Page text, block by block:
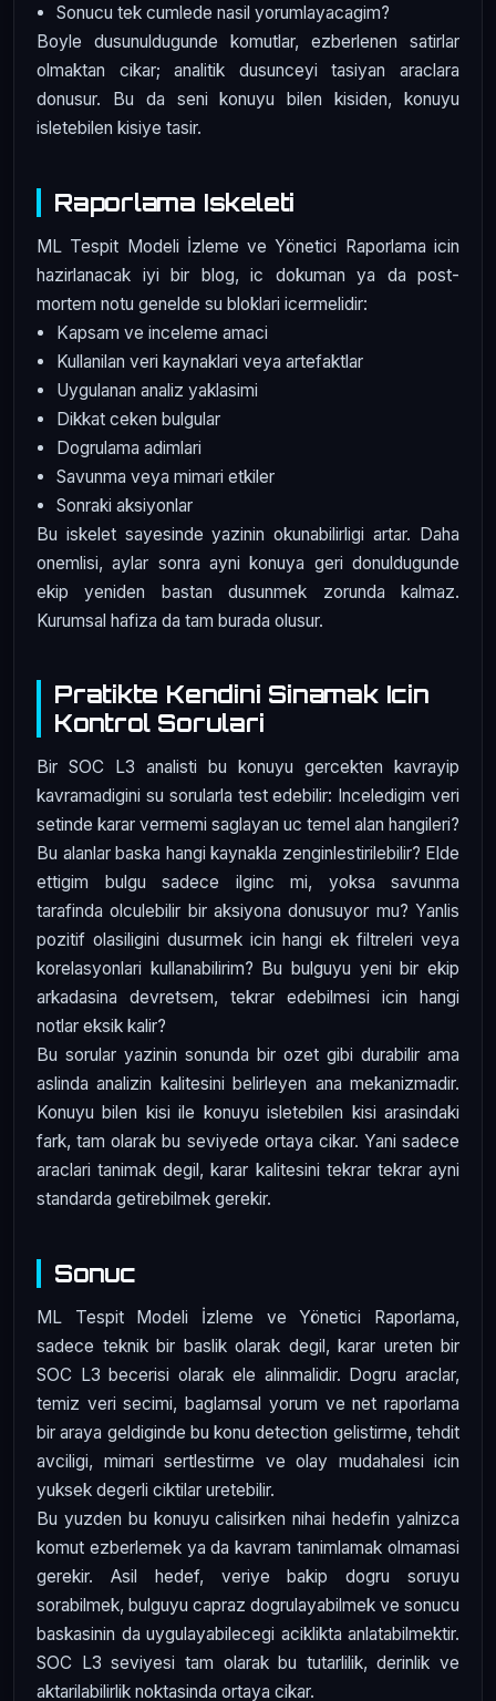
Sonucu tek cumlede nasil yorumlayacagim?
Boyle dusunuldugunde komutlar, ezberlenen satirlar
olmaktan cikar; analitik dusunceyi tasiyan araclara
donusur. Bu da seni konuyu bilen kisiden, konuyu
isletebilen kisiye tasir.
Raporlama Iskeleti
ML Tespit Modeli İzleme ve Yönetici Raporlama icin
hazirlanacak iyi bir blog, ic dokuman ya da post-
mortem notu genelde su bloklari icermelidir:
Kapsam ve inceleme amaci
Kullanilan veri kaynaklari veya artefaktlar
Uygulanan analiz yaklasimi
Dikkat ceken bulgular
Dogrulama adimlari
Savunma veya mimari etkiler
Sonraki aksiyonlar
Bu iskelet sayesinde yazinin okunabilirligi artar. Daha
onemlisi, aylar sonra ayni konuya geri donuldugunde
ekip yeniden bastan dusunmek zorunda kalmaz.
Kurumsal hafiza da tam burada olusur.
Pratikte Kendini Sinamak Icin
Kontrol Sorulari
Bir SOC L3 analisti bu konuyu gercekten kavrayip
kavramadigini su sorularla test edebilir: Inceledigim veri
setinde karar vermemi saglayan uc temel alan hangileri?
Bu alanlar baska hangi kaynakla zenginlestirilebilir? Elde
ettigim bulgu sadece ilginc mi, yoksa savunma
tarafinda olculebilir bir aksiyona donusuyor mu? Yanlis
pozitif olasiligini dusurmek icin hangi ek filtreleri veya
korelasyonlari kullanabilirim? Bu bulguyu yeni bir ekip
arkadasina devretsem, tekrar edebilmesi icin hangi
notlar eksik kalir?
Bu sorular yazinin sonunda bir ozet gibi durabilir ama
aslinda analizin kalitesini belirleyen ana mekanizmadir.
Konuyu bilen kisi ile konuyu isletebilen kisi arasindaki
fark, tam olarak bu seviyede ortaya cikar. Yani sadece
araclari tanimak degil, karar kalitesini tekrar tekrar ayni
standarda getirebilmek gerekir.
Sonuc
ML Tespit Modeli İzleme ve Yönetici Raporlama,
sadece teknik bir baslik olarak degil, karar ureten bir
SOC L3 becerisi olarak ele alinmalidir. Dogru araclar,
temiz veri secimi, baglamsal yorum ve net raporlama
bir araya geldiginde bu konu detection gelistirme, tehdit
avciligi, mimari sertlestirme ve olay mudahalesi icin
yuksek degerli ciktilar uretebilir.
Bu yuzden bu konuyu calisirken nihai hedefin yalnizca
komut ezberlemek ya da kavram tanimlamak olmamasi
gerekir. Asil hedef, veriye bakip dogru soruyu
sorabilmek, bulguyu capraz dogrulayabilmek ve sonucu
baskasinin da uygulayabilecegi aciklikta anlatabilmektir.
SOC L3 seviyesi tam olarak bu tutarlilik, derinlik ve
aktarilabilirlik noktasinda ortaya cikar.